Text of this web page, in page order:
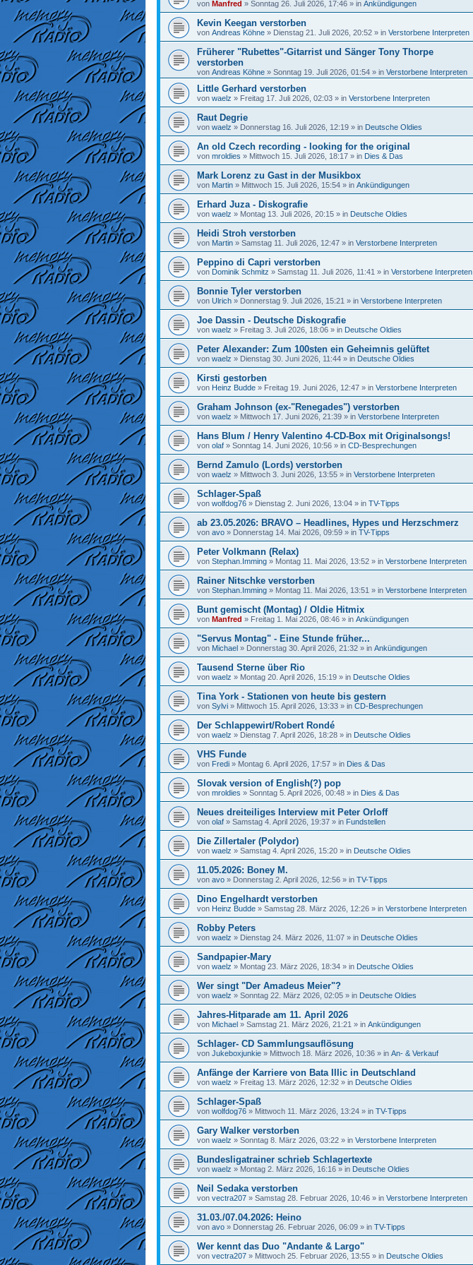
von Manfred » Sonntag 26. Juli 2026, 17:46 » in Ankündigungen
Kevin Keegan verstorben
von Andreas Köhne » Dienstag 21. Juli 2026, 20:52 » in Verstorbene Interpreten
Früherer "Rubettes"-Gitarrist und Sänger Tony Thorpe
verstorben
von Andreas Köhne » Sonntag 19. Juli 2026, 01:54 » in Verstorbene Interpreten
Little Gerhard verstorben
von waelz » Freitag 17. Juli 2026, 02:03 » in Verstorbene Interpreten
Raut Degrie
von waelz » Donnerstag 16. Juli 2026, 12:19 » in Deutsche Oldies
An old Czech recording - looking for the original
von mroldies » Mittwoch 15. Juli 2026, 18:17 » in Dies & Das
Mark Lorenz zu Gast in der Musikbox
von Martin » Mittwoch 15. Juli 2026, 15:54 » in Ankündigungen
Erhard Juza - Diskografie
von waelz » Montag 13. Juli 2026, 20:15 » in Deutsche Oldies
Heidi Stroh verstorben
von Martin » Samstag 11. Juli 2026, 12:47 » in Verstorbene Interpreten
Peppino di Capri verstorben
von Dominik Schmitz » Samstag 11. Juli 2026, 11:41 » in Verstorbene Interpreten
Bonnie Tyler verstorben
von Ulrich » Donnerstag 9. Juli 2026, 15:21 » in Verstorbene Interpreten
Joe Dassin - Deutsche Diskografie
von waelz » Freitag 3. Juli 2026, 18:06 » in Deutsche Oldies
Peter Alexander: Zum 100sten ein Geheimnis gelüftet
von waelz » Dienstag 30. Juni 2026, 11:44 » in Deutsche Oldies
Kirsti gestorben
von Heinz Budde » Freitag 19. Juni 2026, 12:47 » in Verstorbene Interpreten
Graham Johnson (ex-"Renegades") verstorben
von waelz » Mittwoch 17. Juni 2026, 21:39 » in Verstorbene Interpreten
Hans Blum / Henry Valentino 4-CD-Box mit Originalsongs!
von olaf » Sonntag 14. Juni 2026, 10:56 » in CD-Besprechungen
Bernd Zamulo (Lords) verstorben
von waelz » Mittwoch 3. Juni 2026, 13:55 » in Verstorbene Interpreten
Schlager-Spaß
von wolfdog76 » Dienstag 2. Juni 2026, 13:04 » in TV-Tipps
ab 23.05.2026: BRAVO – Headlines, Hypes und Herzschmerz
von avo » Donnerstag 14. Mai 2026, 09:59 » in TV-Tipps
Peter Volkmann (Relax)
von Stephan.Imming » Montag 11. Mai 2026, 13:52 » in Verstorbene Interpreten
Rainer Nitschke verstorben
von Stephan.Imming » Montag 11. Mai 2026, 13:51 » in Verstorbene Interpreten
Bunt gemischt (Montag) / Oldie Hitmix
von Manfred » Freitag 1. Mai 2026, 08:46 » in Ankündigungen
"Servus Montag" - Eine Stunde früher...
von Michael » Donnerstag 30. April 2026, 21:32 » in Ankündigungen
Tausend Sterne über Rio
von waelz » Montag 20. April 2026, 15:19 » in Deutsche Oldies
Tina York - Stationen von heute bis gestern
von Sylvi » Mittwoch 15. April 2026, 13:33 » in CD-Besprechungen
Der Schlappewirt/Robert Rondé
von waelz » Dienstag 7. April 2026, 18:28 » in Deutsche Oldies
VHS Funde
von Fredi » Montag 6. April 2026, 17:57 » in Dies & Das
Slovak version of English(?) pop
von mroldies » Sonntag 5. April 2026, 00:48 » in Dies & Das
Neues dreiteiliges Interview mit Peter Orloff
von olaf » Samstag 4. April 2026, 19:37 » in Fundstellen
Die Zillertaler (Polydor)
von waelz » Samstag 4. April 2026, 15:20 » in Deutsche Oldies
11.05.2026: Boney M.
von avo » Donnerstag 2. April 2026, 12:56 » in TV-Tipps
Dino Engelhardt verstorben
von Heinz Budde » Samstag 28. März 2026, 12:26 » in Verstorbene Interpreten
Robby Peters
von waelz » Dienstag 24. März 2026, 11:07 » in Deutsche Oldies
Sandpapier-Mary
von waelz » Montag 23. März 2026, 18:34 » in Deutsche Oldies
Wer singt "Der Amadeus Meier"?
von waelz » Sonntag 22. März 2026, 02:05 » in Deutsche Oldies
Jahres-Hitparade am 11. April 2026
von Michael » Samstag 21. März 2026, 21:21 » in Ankündigungen
Schlager- CD Sammlungsauflösung
von Jukeboxjunkie » Mittwoch 18. März 2026, 10:36 » in An- & Verkauf
Anfänge der Karriere von Bata Illic in Deutschland
von waelz » Freitag 13. März 2026, 12:32 » in Deutsche Oldies
Schlager-Spaß
von wolfdog76 » Mittwoch 11. März 2026, 13:24 » in TV-Tipps
Gary Walker verstorben
von waelz » Sonntag 8. März 2026, 03:22 » in Verstorbene Interpreten
Bundesligatrainer schrieb Schlagertexte
von waelz » Montag 2. März 2026, 16:16 » in Deutsche Oldies
Neil Sedaka verstorben
von vectra207 » Samstag 28. Februar 2026, 10:46 » in Verstorbene Interpreten
31.03./07.04.2026: Heino
von avo » Donnerstag 26. Februar 2026, 06:09 » in TV-Tipps
Wer kennt das Duo "Andante & Largo"
von vectra207 » Mittwoch 25. Februar 2026, 13:55 » in Deutsche Oldies